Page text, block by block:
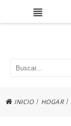
INICIO | HOGAR |